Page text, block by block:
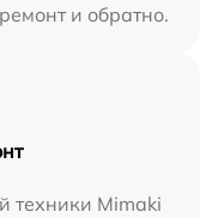
и обратно.
техники Mimaki